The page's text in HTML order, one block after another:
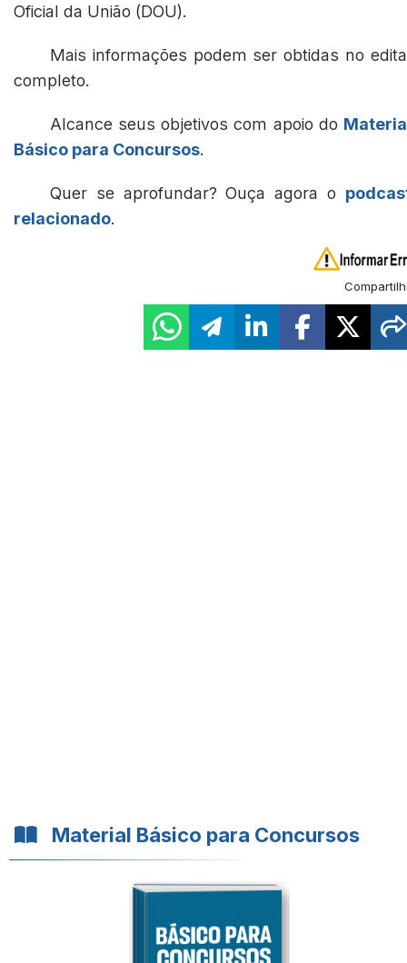
Oficial da União (DOU).
Mais informações podem ser obtidas no
completo.
Alcance seus objetivos com apoio do
Básico para Concursos.
Quer se aprofundar? Ouça agora o
relacionado.
Material Básico para Concursos